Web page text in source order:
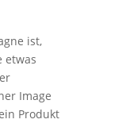
ist,
etwas
Image
Produkt